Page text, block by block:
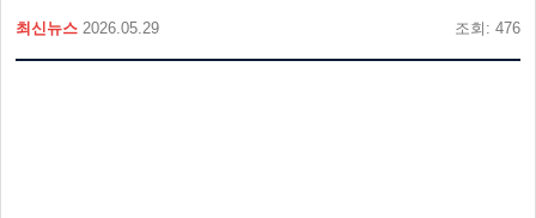
최신뉴스 2026.05.29 조회: 476